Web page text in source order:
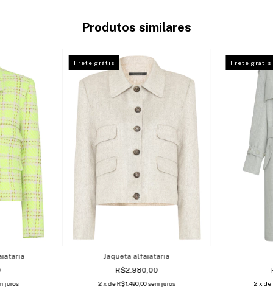
Produtos similares
juros
Frete grátis
Jaqueta alfaiataria
R$2.980,00
2 x deR$1.490,00 sem juros
Frete grátis
2 x de